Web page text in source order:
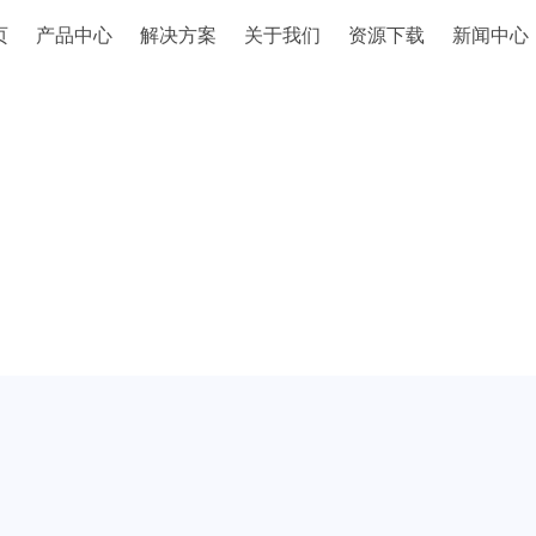
产品中心 解决方案 关于我们 资源下载 新闻中心